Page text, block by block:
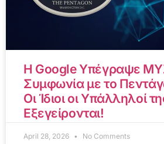
Η Google Υπέγραψε
Συμφωνία με το
Οι Ίδιοι οι Υπάλληλοί
Εξεγείρονται!
April 28, 2026 No Comments